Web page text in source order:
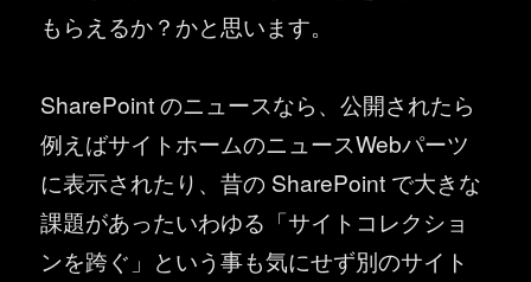
もらえるか？かと思います。
SharePoint のニュースなら、公開されたら
例えばサイトホームのニュースWebパーツ
に表示されたり、昔の SharePoint で大きな
課題があったいわゆる「サイトコレクショ
ンを跨ぐ」という事も気にせず別のサイト